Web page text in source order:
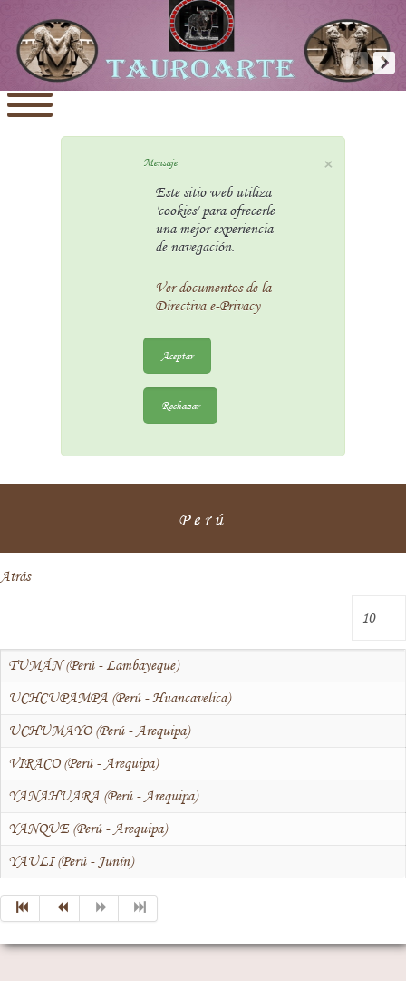
×
Mensaje
Este sitio web utiliza
'cookies' para ofrecerle
una mejor experiencia
de navegación.
Ver documentos de la
Directiva e-Privacy
Aceptar
Rechazar
Perú
Atrás
TUMÁN (Perú - Lambayeque)
UCHCUPAMPA (Perú - Huancavelica)
UCHUMAYO (Perú - Arequipa)
VIRACO (Perú - Arequipa)
YANAHUARA (Perú - Arequipa)
YANQUE (Perú - Arequipa)
YAULI (Perú - Junín)